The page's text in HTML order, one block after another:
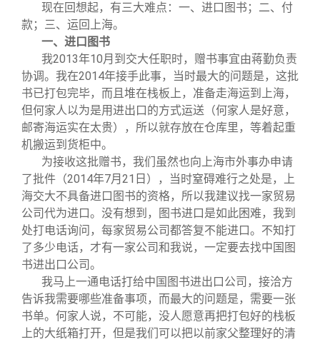
现在回想起，有三大难点：一、进口图书；二、付
款；三、运回上海。
一、进口图书
我2013年10月到交大任职时，赠书事宜由蒋勤负责
协调。我在2014年接手此事，当时最大的问题是，这批
书已打包完毕，而且堆在栈板上，准备走海运到上海，
但何家人以为是用进出口的方式运送（何家人是好意，
邮寄海运实在太贵），所以就存放在仓库里，等着起重
机搬运到货柜中。
为接收这批赠书，我们虽然也向上海市外事办申请
了批件（2014年7月21日），当时窒碍难行之处是，上
海交大不具备进口图书的资格，所以我建议找一家贸易
公司代为进口。没有想到，图书进口是如此困难，我到
处打电话询问，每家贸易公司都答复不能进口。不知打
了多少电话，才有一家公司和我说，一定要去找中国图
书进出口公司。
我马上一通电话打给中国图书进出口公司，接洽方
告诉我需要哪些准备事项，而最大的问题是，需要一张
书单。何家人说，不可能，没人愿意再把打包好的栈板
上的大纸箱打开，但是我们可以把以前家父整理好的清